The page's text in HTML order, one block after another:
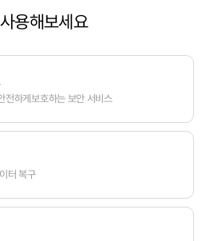
용해보세요
전하게보호하는 보안 서비스
터 복구